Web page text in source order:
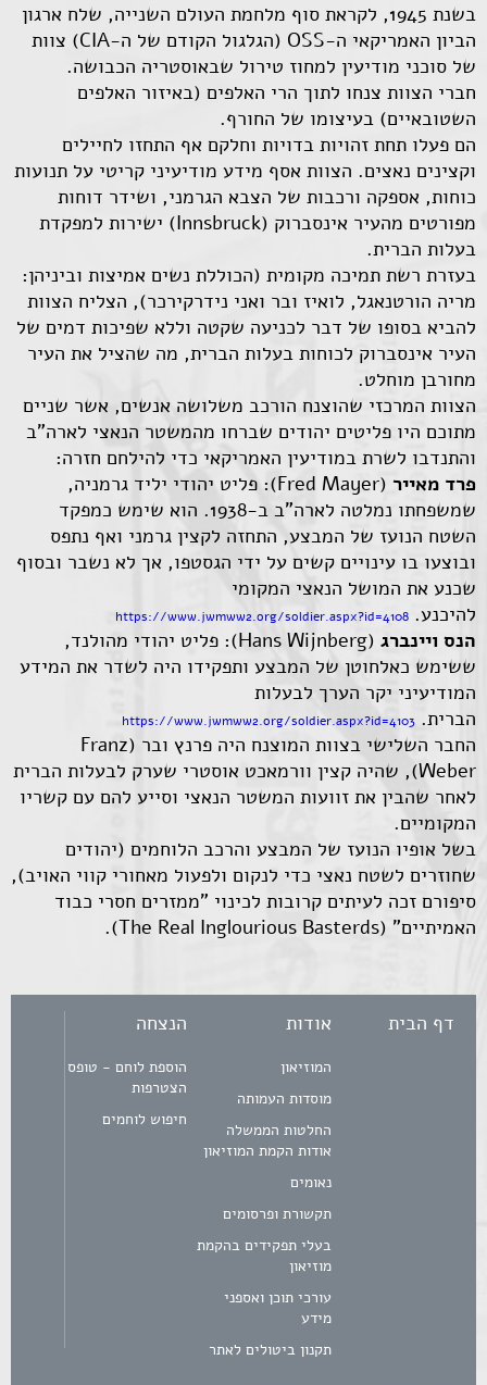
בשנת 1945, לקראת סוף מלחמת העולם השנייה, שלח ארגון
הביון האמריקאי ה-OSS (הגלגול הקודם של ה-CIA) צוות
של סוכני מודיעין למחוז טירול שבאוסטריה הכבושה.
חברי הצוות צנחו לתוך הרי האלפים (באיזור האלפים
השטובאיים) בעיצומו של החורף.
הם פעלו תחת זהויות בדויות וחלקם אף התחזו לחיילים
וקצינים נאצים. הצוות אסף מידע מודיעיני קריטי על תנועות
כוחות, אספקה ורכבות של הצבא הגרמני, ושידר דוחות
מפורטים מהעיר אינסברוק (Innsbruck) ישירות למפקדת
בעלות הברית.
בעזרת רשת תמיכה מקומית (הכוללת נשים אמיצות וביניהן:
מריה הורטנאגל, לואיז ובר ואני נידרקירכר), הצליח הצוות
להביא בסופו של דבר לכניעה שקטה וללא שפיכות דמים של
העיר אינסברוק לכוחות בעלות הברית, מה שהציל את העיר
מחורבן מוחלט.
הצוות המרכזי שהוצנח הורכב משלושה אנשים, אשר שניים
מתוכם היו פליטים יהודים שברחו מהמשטר הנאצי לארה"ב
והתנדבו לשרת במודיעין האמריקאי כדי להילחם חזרה:
פרד מאייר
(Fred Mayer): פליט יהודי יליד גרמניה,
שמשפחתו נמלטה לארה"ב ב-1938. הוא שימש כמפקד
השטח הנועז של המבצע, התחזה לקצין גרמני ואף נתפס
ובוצעו בו עינויים קשים על ידי הגסטפו, אך לא נשבר ובסוף
שכנע את המושל הנאצי המקומי
להיכנע. https://www.jwmww2.org/soldier.aspx?id=4108
הנס ויינברג
(Hans Wijnberg): פליט יהודי מהולנד,
ששימש כאלחוטן של המבצע ותפקידו היה לשדר את המידע
המודיעיני יקר הערך לבעלות
הברית. https://www.jwmww2.org/soldier.aspx?id=4103
החבר השלישי בצוות המוצנח היה פרנץ ובר (Franz
Weber), שהיה קצין וורמאכט אוסטרי שערק לבעלות הברית
לאחר שהבין את זוועות המשטר הנאצי וסייע להם עם קשריו
המקומיים.
בשל אופיו הנועז של המבצע והרכב הלוחמים (יהודים
שחוזרים לשטח נאצי כדי לנקום ולפעול מאחורי קווי האויב),
סיפורם זכה לעיתים קרובות לכינוי "ממזרים חסרי כבוד
האמיתיים" (The Real Inglourious Basterds).
דף הבית אודות
המוזיאון
מוסדות העמותה
החלטות הממשלה
אודות הקמת המוזיאון
נאומים
תקשורת ופרסומים
בעלי תפקידים בהקמת
מוזיאון
עורכי תוכן ואספני
מידע
תקנון ביטולים לאתר
הנצחה
הוספת לוחם - טופס
הצטרפות
חיפוש לוחמים